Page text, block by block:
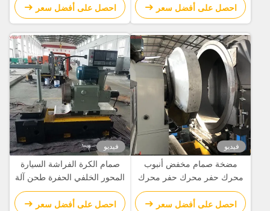
احصل على أفضل سعر
احصل على أفضل سعر
فيديو
مضخة صمام مخفض أنبوب
محرك حفر محرك حفر محرك
تحويل آلة CNC آلة الدوائر
احصل على أفضل سعر
فيديو
صمام الكرة الفراشة السيارة
المحور الخلفي الحفرة طحن آلة
تحويل / طاحونة تحويل Cnc
احصل على أفضل سعر